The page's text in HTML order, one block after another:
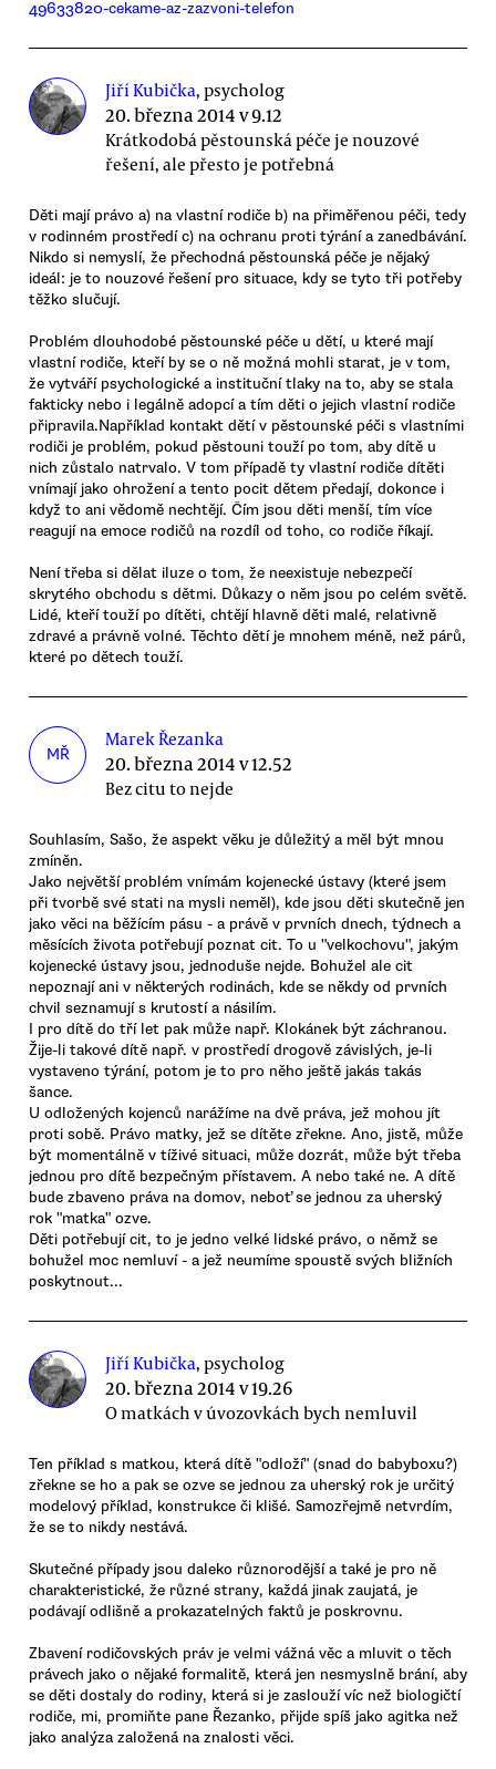
49633820-cekame-az-zazvoni-telefon
Jiří Kubička, psycholog
20. března 2014 v 9.12
Krátkodobá pěstounská péče je nouzové
řešení, ale přesto je potřebná
Děti mají právo a) na vlastní rodiče b) na přiměřenou péči, tedy
v rodinném prostředí c) na ochranu proti týrání a zanedbávání.
Nikdo si nemyslí, že přechodná pěstounská péče je nějaký
ideál: je to nouzové řešení pro situace, kdy se tyto tři potřeby
těžko slučují.
Problém dlouhodobé pěstounské péče u dětí, u které mají
vlastní rodiče, kteří by se o ně možná mohli starat, je v tom,
že vytváří psychologické a instituční tlaky na to, aby se stala
fakticky nebo i legálně adopcí a tím děti o jejich vlastní rodiče
připravila.Například kontakt dětí v pěstounské péči s vlastními
rodiči je problém, pokud pěstouni touží po tom, aby dítě u
nich zůstalo natrvalo. V tom případě ty vlastní rodiče dítěti
vnímají jako ohrožení a tento pocit dětem předají, dokonce i
když to ani vědomě nechtějí. Čím jsou děti menší, tím více
reagují na emoce rodičů na rozdíl od toho, co rodiče říkají.
Není třeba si dělat iluze o tom, že neexistuje nebezpečí
skrytého obchodu s dětmi. Důkazy o něm jsou po celém světě.
Lidé, kteří touží po dítěti, chtějí hlavně děti malé, relativně
zdravé a právně volné. Těchto dětí je mnohem méně, než párů,
které po dětech touží.
MŘ
Marek Řezanka
20. března 2014 v 12.52
Bez citu to nejde
Souhlasím, Sašo, že aspekt věku je důležitý a měl být mnou
zmíněn.
Jako největší problém vnímám kojenecké ústavy (které jsem
při tvorbě své stati na mysli neměl), kde jsou děti skutečně jen
jako věci na běžícím pásu - a právě v prvních dnech, týdnech a
měsících života potřebují poznat cit. To u "velkochovu", jakým
kojenecké ústavy jsou, jednoduše nejde. Bohužel ale cit
nepoznají ani v některých rodinách, kde se někdy od prvních
chvil seznamují s krutostí a násilím.
I pro dítě do tří let pak může např. Klokánek být záchranou.
Žije-li takové dítě např. v prostředí drogově závislých, je-li
vystaveno týrání, potom je to pro něho ještě jakás takás
šance.
U odložených kojenců narážíme na dvě práva, jež mohou jít
proti sobě. Právo matky, jež se dítěte zřekne. Ano, jistě, může
být momentálně v tíživé situaci, může dozrát, může být třeba
jednou pro dítě bezpečným přístavem. A nebo také ne. A dítě
bude zbaveno práva na domov, neboť se jednou za uherský
rok "matka" ozve.
Děti potřebují cit, to je jedno velké lidské právo, o němž se
bohužel moc nemluví - a jež neumíme spoustě svých bližních
poskytnout...
Jiří Kubička, psycholog
20. března 2014 v 19.26
O matkách v úvozovkách bych nemluvil
Ten příklad s matkou, která dítě "odloží" (snad do babyboxu?)
zřekne se ho a pak se ozve se jednou za uherský rok je určitý
modelový příklad, konstrukce či klišé. Samozřejmě netvrdím,
že se to nikdy nestává.
Skutečné případy jsou daleko různorodější a také je pro ně
charakteristické, že různé strany, každá jinak zaujatá, je
podávají odlišně a prokazatelných faktů je poskrovnu.
Zbavení rodičovských práv je velmi vážná věc a mluvit o těch
právech jako o nějaké formalitě, která jen nesmyslně brání, aby
se děti dostaly do rodiny, která si je zaslouží víc než biologičtí
rodiče, mi, promiňte pane Řezanko, přijde spíš jako agitka než
jako analýza založená na znalosti věci.